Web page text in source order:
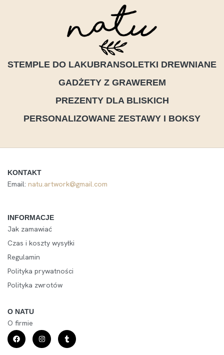
STEMPLE DO LAKUBRANSOLETKI DREWNIANE
GADŻETY Z GRAWEREM
PREZENTY DLA BLISKICH
PERSONALIZOWANE ZESTAWY I BOKSY
KONTAKT
Email: natu.artwork@gmail.com
INFORMACJE
Jak zamawiać
Czas i koszty wysyłki
Regulamin
Polityka prywatności
Polityka zwrotów
O NATU
O firmie